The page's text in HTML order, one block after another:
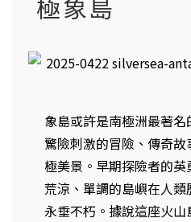
極象島
象島或許是南極洲最著
驚險刺激的冒險、傳奇
極美景。早期探險者的
荒涼、單調的島嶼在人類
永垂不朽。據說這座火山